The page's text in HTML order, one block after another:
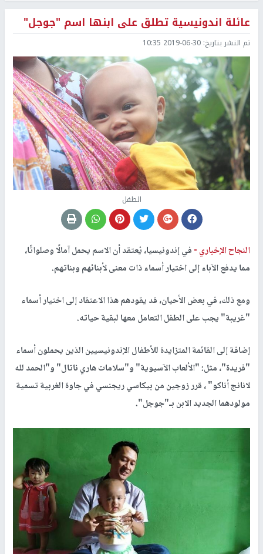
عائلة اندونيسية تطلق على ابنها اسم "جوجل"
تم النشر بتاريخ: 2019-06-30 10:35
الطفل
النجاح الإخباري -في إندونيسيا، يُعتقد أن الاسم يحمل آمالًا وصلواتًا،
مما يدفع الآباء إلى اختيار أسماء ذات معنى لأبنائهم وبناتهم.
ومع ذلك، في بعض الأحيان، قد يقودهم هذا الاعتقاد إلى اختيار أسماء
"غريبة" يجب على الطفل التعامل معها لبقية حياته.
إضافة إلى القائمة المتزايدة للأطفال الإندونيسيين الذين يحملون أسماء
"فريدة"، مثل: "الألعاب الآسيوية" و"سلامات هاري ناتال" و"الحمد لله
لانانج أناكو" ، قرر زوجين من بيكاسي ريجنسي في جاوة الغربية تسمية
مولودهما الجديد الابن بـ"جوجل".